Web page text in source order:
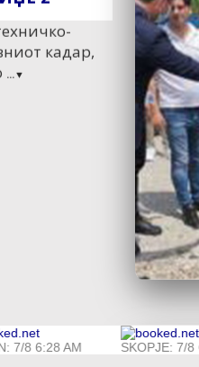
7/8 6:28 AM SKOPJE: